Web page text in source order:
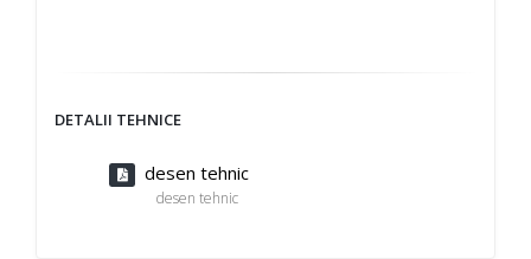
DETALII TEHNICE
desen tehnic
desen tehnic